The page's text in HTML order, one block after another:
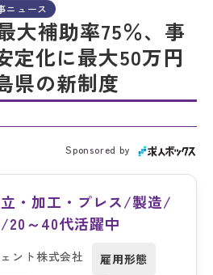
ニュース
大補助率75％、事
定化に最大50万円
県の新制度
Sponsored by
・加工・プレス/製造/
～40代活躍中
ント株式会社
雇用形態